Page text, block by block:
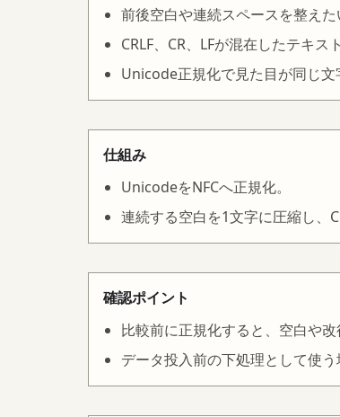
前後空白や連続スペースを整えた
CRLF、CR、LFが混在したテキス
Unicode正規化で見た目が同じ文
仕組み
UnicodeをNFCへ正規化。
連続する空白を1文字に圧縮し、
確認ポイント
比較前に正規化すると、空白や改
データ投入前の下処理として使